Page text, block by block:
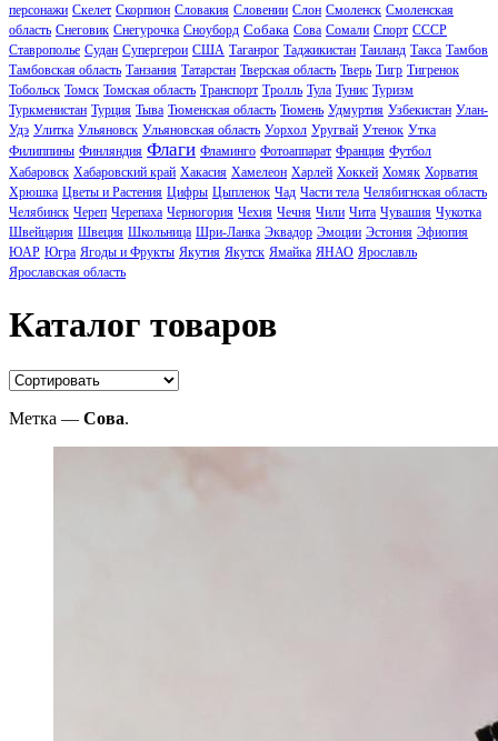
персонажи Скелет Скорпион Словакия Словении Слон Смоленск Смоленская
область Снеговик Снегурочка Сноуборд Собака Сова Сомали Спорт СССР
Ставрополье Судан Супергерои США Таганрог Таджикистан Таиланд Такса Тамбов
Тамбовская область Танзания Татарстан Тверская область Тверь Тигр Тигренок
Тобольск Томск Томская область Транспорт Тролль Тула Тунис Туризм
Туркменистан Турция Тыва Тюменская область Тюмень Удмуртия Узбекистан Улан-
Удэ Улитка Ульяновск Ульяновская область Уорхол Уругвай Утенок Утка
Филиппины Финляндия Флаги Фламинго Фотоаппарат Франция Футбол
Хабаровск Хабаровский край Хакасия Хамелеон Харлей Хоккей Хомяк Хорватия
Хрюшка Цветы и Растения Цифры Цыпленок Чад Части тела Челябигнская область
Челябинск Череп Черепаха Черногория Чехия Чечня Чили Чита Чувашия Чукотка
Швейцария Швеция Школьница Шри-Ланка Эквадор Эмоции Эстония Эфиопия
ЮАР Югра Ягоды и Фрукты Якутия Якутск Ямайка ЯНАО Ярославль
Ярославская область
Каталог товаров
Метка — Сова.